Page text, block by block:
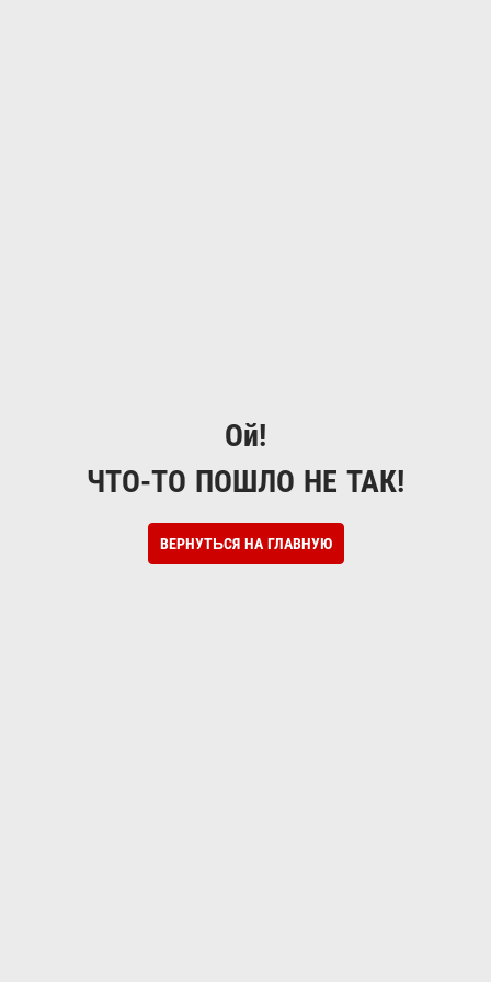
Ой!
ЧТО-ТО ПОШЛО НЕ ТАК!
ВЕРНУТЬСЯ НА ГЛАВНУЮ